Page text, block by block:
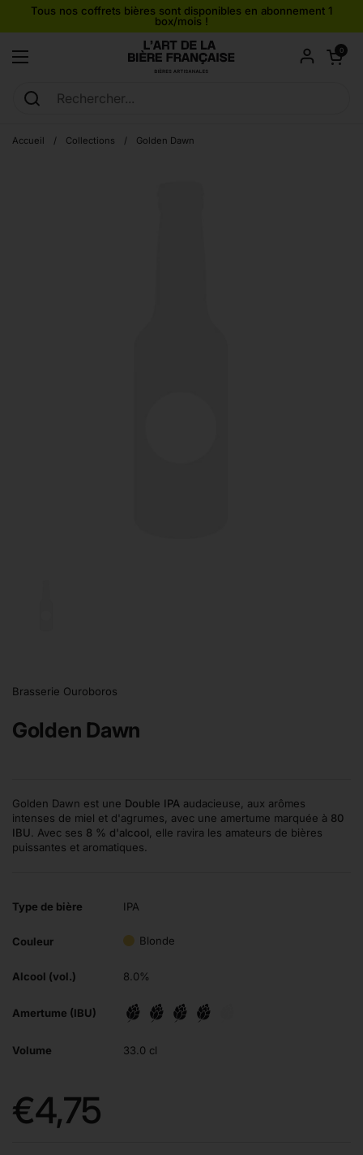
Passer au contenu
Tous nos coffrets bières sont disponibles en abonnement 1
box/mois !
Ouvrir le menu
Ouvrir le
0
Accueil / Collections / Golden Dawn
Brasserie Ouroboros
Golden Dawn
Golden Dawn est une Double IPA audacieuse, aux arômes
intenses de miel et d'agrumes, avec une amertume marquée à 80
IBU . Avec ses 8 % d'alcool , elle ravira les amateurs de bières
puissantes et aromatiques.
Type de bière IPA
Couleur Blonde
Alcool (vol.) 8.0%
Amertume (IBU)
Volume 33.0 cl
Prix:
€4,75